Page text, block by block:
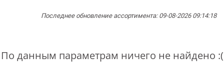
Последнее обновление ассортимента: 09-08-2026 09:14:18
По данным параметрам ничего не найдено :(